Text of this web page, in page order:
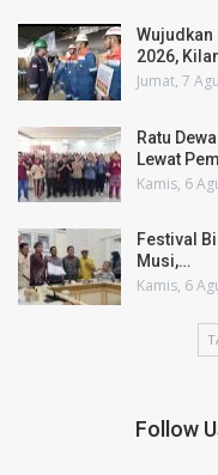
Wujudkan
2026,
Jumat, 7
Ratu
Lewat
Kamis, 6
Festival
Musi,…
Kamis, 6
Follow